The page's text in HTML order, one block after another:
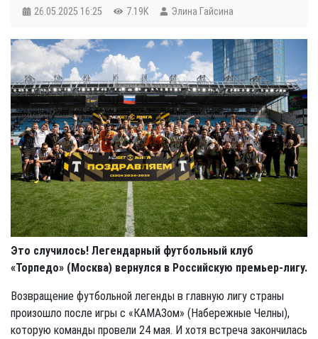
26.05.2025 16:25 7.19K Элина Гайсина
Это случилось! Легендарный футбольный клуб
«Торпедо» (Москва) вернулся в Российскую премьер-лигу.
Возвращение футбольной легенды в главную лигу страны
произошло после игры с «КАМАЗом» (Набережные Челны),
которую команды провели 24 мая. И хотя встреча закончилась